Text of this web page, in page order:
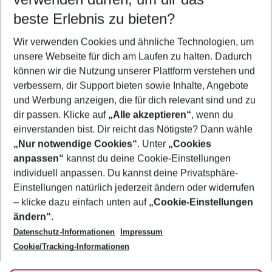
5-8 Nächte
2 Erwachsene Keine Kinder
Mehr Filter anzeigen
Footer
Footer navigation
Über uns
AGB
Bestpreisgarantie
Cookie-Einstellungen ändern
Cookie-Richtlinie
Agenturbetreuung
Barrierefreies Reisen
Folge uns
beste Erlebnis zu bieten?
Wir verwenden Cookies und ähnliche Technologien, um
unsere Webseite für dich am Laufen zu halten. Dadurch
können wir die Nutzung unserer Plattform verstehen und
verbessern, dir Support bieten sowie Inhalte, Angebote
und Werbung anzeigen, die für dich relevant sind und zu
dir passen. Klicke auf „Alle akzeptieren“, wenn du
einverstanden bist. Dir reicht das Nötigste? Dann wähle
„Nur notwendige Cookies“. Unter „Cookies
anpassen“ kannst du deine Cookie-Einstellungen
individuell anpassen. Du kannst deine Privatsphäre-
Einstellungen natürlich jederzeit ändern oder widerrufen
– klicke dazu einfach unten auf „Cookie-Einstellungen
ändern“.
Datenschutz-Informationen
Impressum
Cookie/Tracking-Informationen